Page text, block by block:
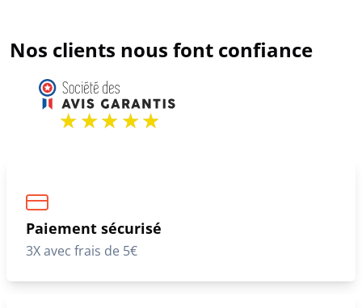
Nos clients nous font confiance
Paiement sécurisé
3X avec frais de 5€